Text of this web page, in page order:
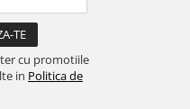
cu promotiile
in Politica de